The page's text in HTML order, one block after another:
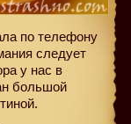
по телефону
следует
у нас в
большой